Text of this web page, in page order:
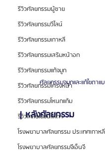
รีวิวศัลยกรรมผู้ชาย
รีวิวศัลยกรรมวีไลน์
รีวิวศัลยกรรมเกาหลี
รีวิวศัลยกรรมเสริมหน้าอก
รีวิวศัลยกรรมแก้จมูก
รีวิวศัลยกรรมโครงหน้า
รีวิวศัลยกรรมโหนกแก้ม
รีวิวเกลี่ยไขมันใต้ตา
โรงพยาบาลศัลยกรรม ประเทศเกาห
โรงพยาบาลศัลยกรรมจีเอ็นจี
ศัลยกรรมจมูกและแก้ไขตา
| หลังศัลยกรรม